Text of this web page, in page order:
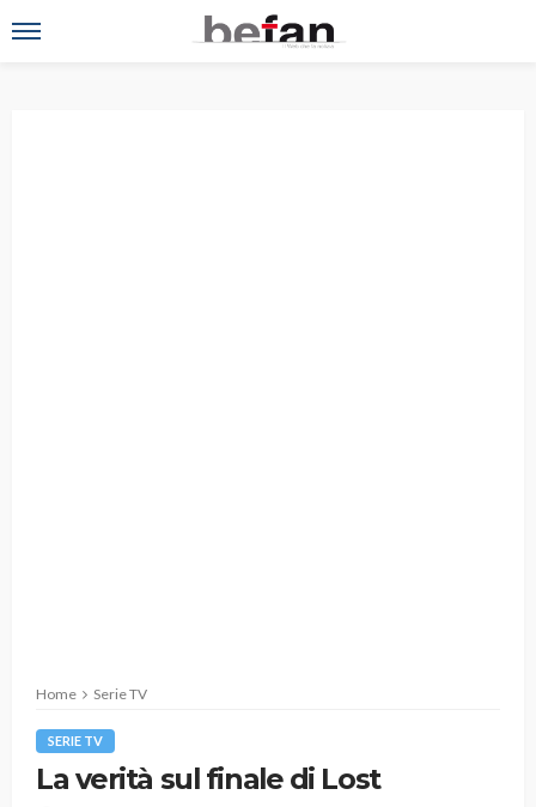
Home Serie TV
SERIE TV
La verità sul finale di Lost